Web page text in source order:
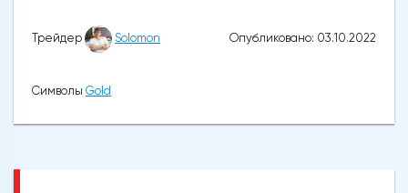
Трейдер Solomon Опубликовано: 03.10.2022
Символы Gold